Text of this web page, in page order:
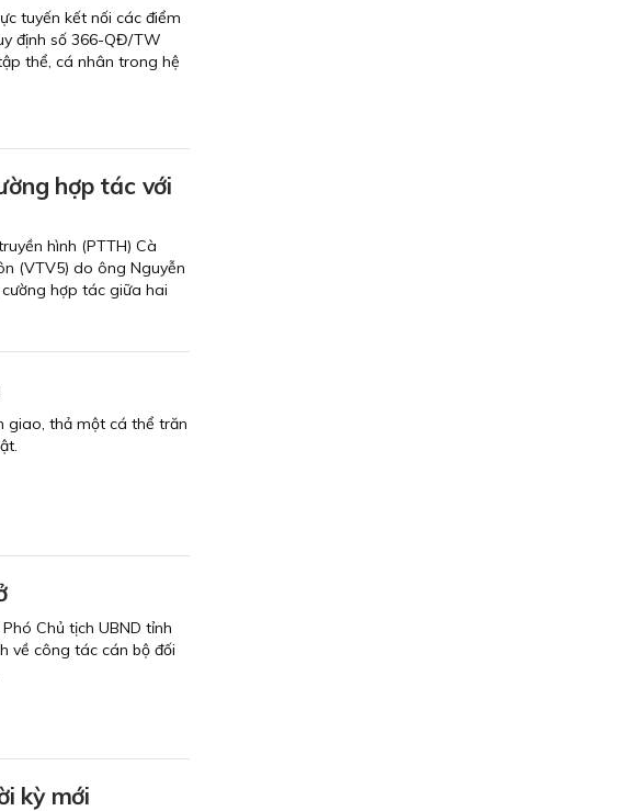
tuyến kết nối các điểm
định số 366-QĐ/TW
thể, cá nhân trong hệ
hợp tác với
hình (PTTH) Cà
(VTV5) do ông Nguyễn
hợp tác giữa hai
giao, thả một cá thể trăn
Chủ tịch UBND tỉnh
về công tác cán bộ đối
kỳ mới